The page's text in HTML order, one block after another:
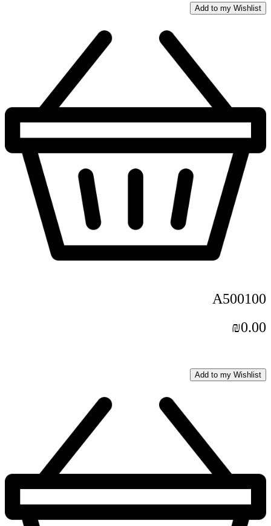
Add to my Wishlist
A500100
₪0.00
Add to my Wishlist